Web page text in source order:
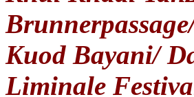
Kuod Bayani/
Liminale